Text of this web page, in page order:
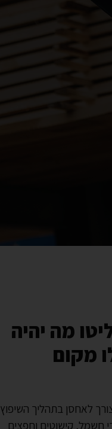
מה יהיה
מקום
לאחסן בתהליך השיפוץ
חשמל, קישוטים וחפצים